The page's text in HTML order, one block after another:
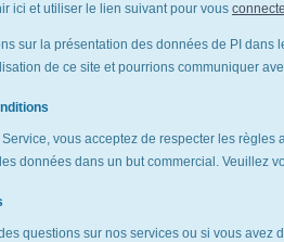
ici et utiliser le lien suivant pour vous
sur la présentation des données de PI
de ce site et pourrions communiquer
Service, vous acceptez de respecter les
données dans un but commercial. Veuillez
questions sur nos services ou si vous avez